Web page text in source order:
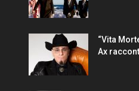
“Vita
Ax